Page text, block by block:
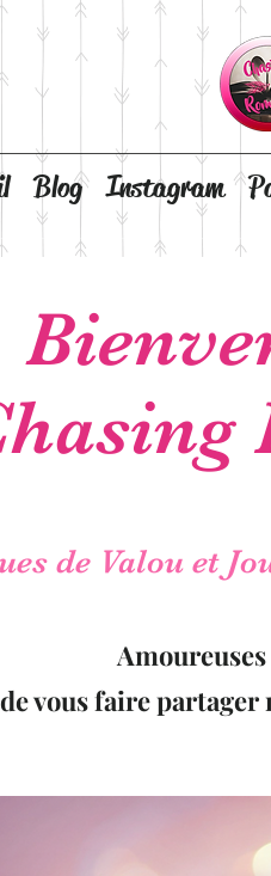
Blog Instagram
de Valou et
vous faire